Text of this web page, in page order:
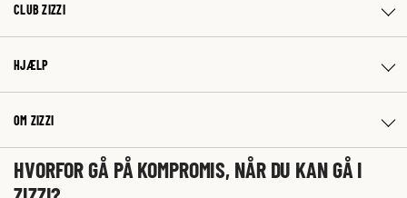
CLUB ZIZZI
HJÆLP
OM ZIZZI
HVORFOR GÅ PÅ KOMPROMIS, NÅR DU KAN GÅ I